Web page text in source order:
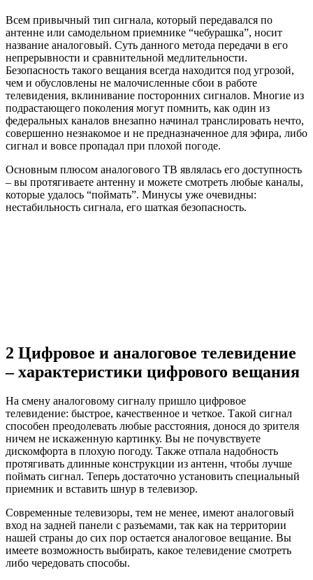
Всем привычный тип сигнала, который передавался по
антенне или самодельном приемнике “чебурашка”, носит
название аналоговый. Суть данного метода передачи в его
непрерывности и сравнительной медлительности.
Безопасность такого вещания всегда находится под угрозой,
чем и обусловлены не малочисленные сбои в работе
телевидения, вклинивание посторонних сигналов. Многие из
подрастающего поколения могут помнить, как один из
федеральных каналов внезапно начинал транслировать нечто,
совершенно незнакомое и не предназначенное для эфира, либо
сигнал и вовсе пропадал при плохой погоде.
Основным плюсом аналогового ТВ являлась его доступность
– вы протягиваете антенну и можете смотреть любые каналы,
которые удалось “поймать”. Минусы уже очевидны:
нестабильность сигнала, его шаткая безопасность.
2 Цифровое и аналоговое телевидение
– характеристики цифрового вещания
На смену аналоговому сигналу пришло цифровое
телевидение: быстрое, качественное и четкое. Такой сигнал
способен преодолевать любые расстояния, донося до зрителя
ничем не искаженную картинку. Вы не почувствуете
дискомфорта в плохую погоду. Также отпала надобность
протягивать длинные конструкции из антенн, чтобы лучше
поймать сигнал. Теперь достаточно установить специальный
приемник и вставить шнур в телевизор.
Современные телевизоры, тем не менее, имеют аналоговый
вход на задней панели с разъемами, так как на территории
нашей страны до сих пор остается аналоговое вещание. Вы
имеете возможность выбирать, какое телевидение смотреть
либо чередовать способы.